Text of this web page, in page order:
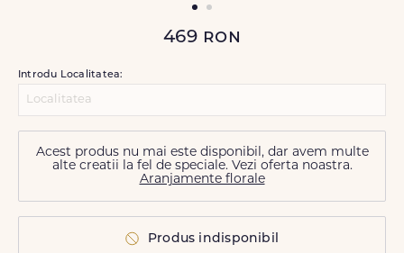
469 ron
Introdu Localitatea:
Acest produs nu mai este disponibil, dar avem multe
alte creatii la fel de speciale. Vezi oferta noastra.
Aranjamente florale
Produs indisponibil